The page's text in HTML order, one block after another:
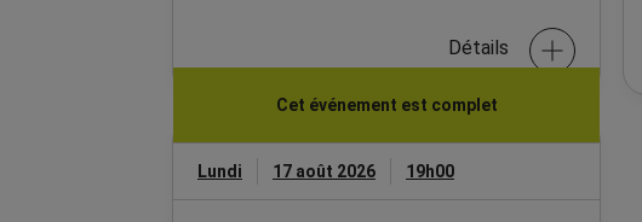
Détails
Cet événement est complet
Lundi 17 août 2026 19h00